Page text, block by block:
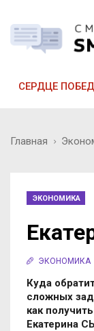
СЕРДЦЕ
Главная
ЭКОНОМИКА
ЭКОНОМИКА
Куда
сложных
как
Екатерина